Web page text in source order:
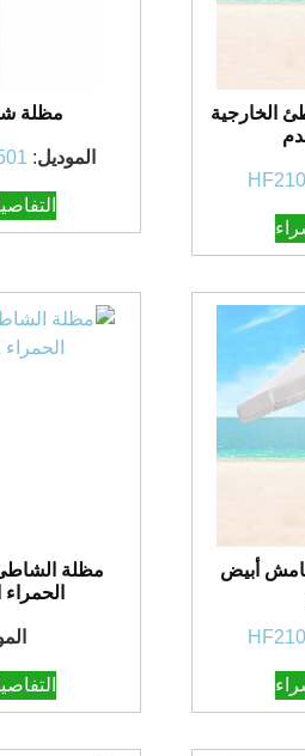
مظلة
الموديل:
الخارجية
مظلة
أبيض